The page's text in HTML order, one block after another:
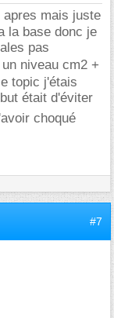
mais juste
la base donc je
pas
niveau cm2 +
topic j'étais
était d'éviter
choqué
#7